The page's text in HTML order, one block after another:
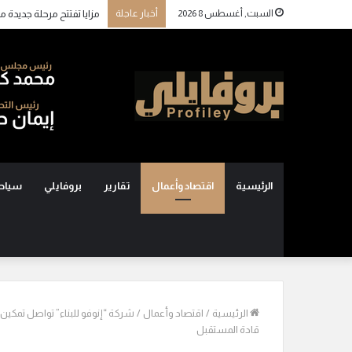
السبت, أغسطس 8 2026 أخبار عاجلة
الرئيسية اقتصاد وأعمال تقارير بروفايلي
الرئيسية / اقتصاد وأعمال / شركة “إنوفو للبناء” تواصل
قادة المستقبل